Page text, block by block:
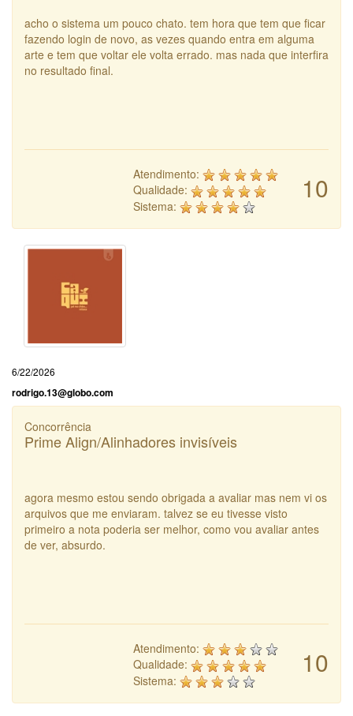
acho o sistema um pouco chato. tem hora que tem que ficar
fazendo login de novo, as vezes quando entra em alguma
arte e tem que voltar ele volta errado. mas nada que interfira
no resultado final.
10
Atendimento:
Qualidade:
Sistema:
6/22/2026
rodrigo.13@globo.com
Concorrência
Prime Align/Alinhadores invisíveis
agora mesmo estou sendo obrigada a avaliar mas nem vi os
arquivos que me enviaram. talvez se eu tivesse visto
primeiro a nota poderia ser melhor, como vou avaliar antes
de ver, absurdo.
10
Atendimento:
Qualidade:
Sistema: